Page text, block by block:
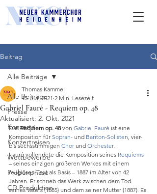
Beitrag
Alle Beiträge
Presse
Konzerte
Konzertreisen
Wettbewerbe
Probenphase
CD Produktion
Alle Beiträge
Gabriel Fauré - Requiem op. 48
Thomas Kammel
15. Juli 2021 2 Min. Lesezeit
Aktualisiert: 2. Okt. 2021
Das Requiem op. 48 von Gabriel Fauré ist eine
Komposition für Sopran- und Bariton-Solisten, vier-
bis sechsstimmigen Chor und Orchester.
Fauré vollendete die Komposition seines Requiems
– seines einzigen größeren Werkes mit einem
religiösen Text als Basis – 1887 im Alter von 42
Jahren. Er schrieb das Werk zwischen dem Tod
seines Vaters (1885) und dem seiner Mutter (1887). Es